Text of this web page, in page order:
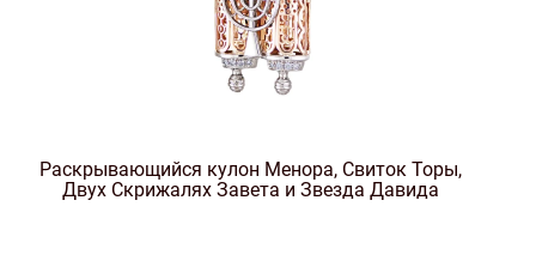
Раскрывающийся кулон Менора, Свиток Торы,
Двух Скрижалях Завета и Звезда Давида